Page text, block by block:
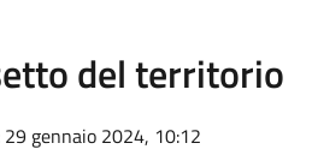
del territorio
29 gennaio 2024, 10:12